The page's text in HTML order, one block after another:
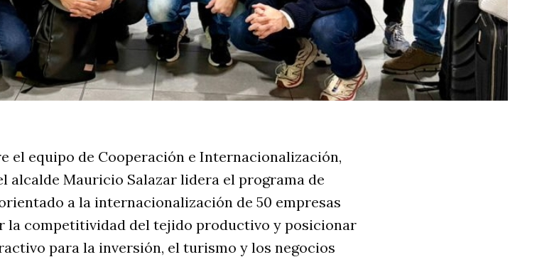
el equipo de Cooperación e Internacionalización,
alcalde Mauricio Salazar lidera el programa de
a la internacionalización de 50 empresas
la competitividad del tejido productivo y posicionar
para la inversión, el turismo y los negocios